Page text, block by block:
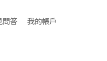
問答 我的帳戶